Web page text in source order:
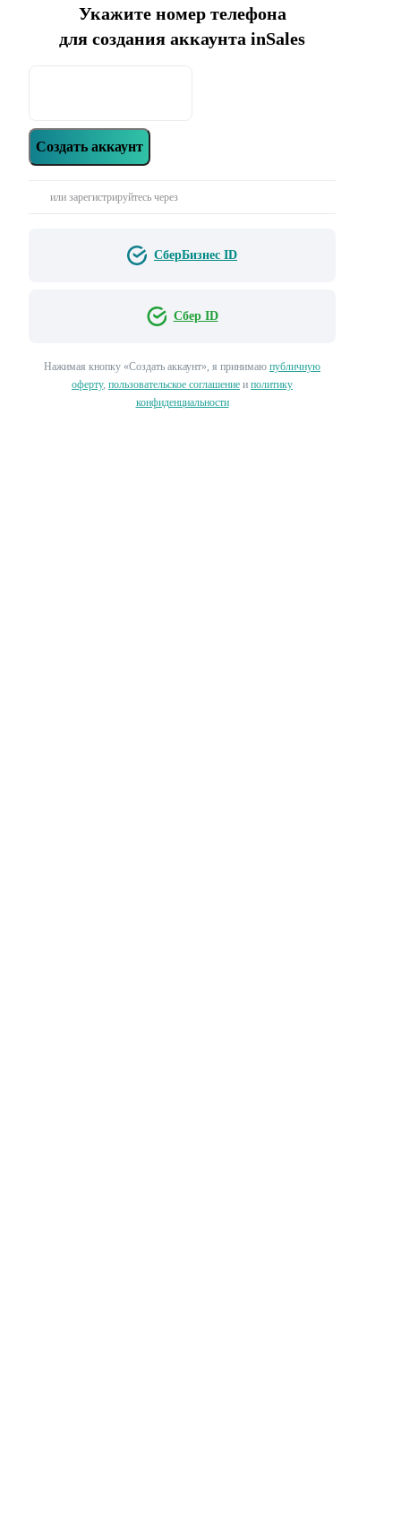
Укажите номер телефона
для создания аккаунта inSales
Создать аккаунт
или зарегистрируйтесь через
СберБизнес ID
Сбер ID
Нажимая кнопку «‎Создать аккаунт»‎, я принимаю публичную
оферту, пользовательское соглашение и политику
конфиденциальности